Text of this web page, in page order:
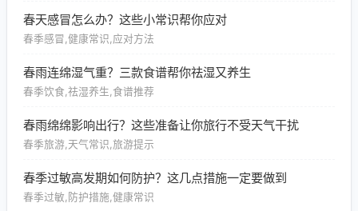
春天感冒怎么办？这些小常识帮你应对
春季感冒,健康常识,应对方法
春雨连绵湿气重？三款食谱帮你祛湿又养生
春季饮食,祛湿养生,食谱推荐
春雨绵绵影响出行？这些准备让你旅行不受天气干扰
春季旅游,天气常识,旅游提示
春季过敏高发期如何防护？这几点措施一定要做到
春季过敏,防护措施,健康常识